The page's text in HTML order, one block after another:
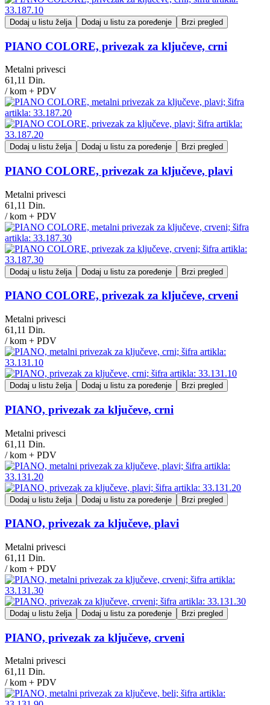
Dodaj u listu želja Dodaj u listu za poređenje Brzi pregled
PIANO COLORE, privezak za ključeve, crni
Metalni privesci
61,11 Din.
/ kom + PDV
Dodaj u listu želja Dodaj u listu za poređenje Brzi pregled
PIANO COLORE, privezak za ključeve, plavi
Metalni privesci
61,11 Din.
/ kom + PDV
Dodaj u listu želja Dodaj u listu za poređenje Brzi pregled
PIANO COLORE, privezak za ključeve, crveni
Metalni privesci
61,11 Din.
/ kom + PDV
Dodaj u listu želja Dodaj u listu za poređenje Brzi pregled
PIANO, privezak za ključeve, crni
Metalni privesci
61,11 Din.
/ kom + PDV
Dodaj u listu želja Dodaj u listu za poređenje Brzi pregled
PIANO, privezak za ključeve, plavi
Metalni privesci
61,11 Din.
/ kom + PDV
Dodaj u listu želja Dodaj u listu za poređenje Brzi pregled
PIANO, privezak za ključeve, crveni
Metalni privesci
61,11 Din.
/ kom + PDV